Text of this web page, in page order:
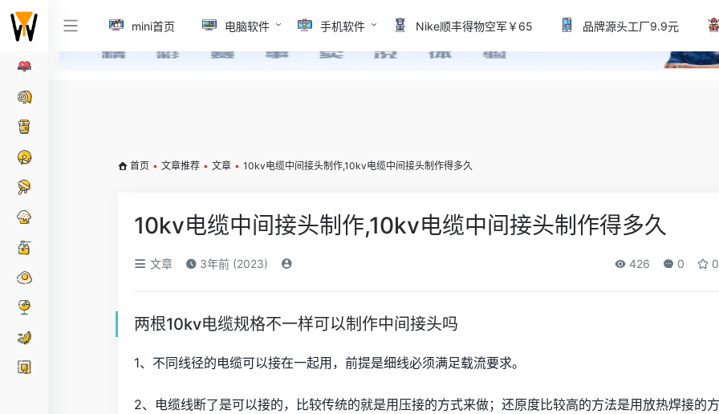
mini首页 电脑软件 手机软件 Nike顺丰得物空军￥65 品牌源头工厂9.9元
首页 • 文章推荐 • 文章 • 10kv电缆中间接头制作,10kv电缆中间接头制作得多久
10kv电缆中间接头制作,10kv电缆中间接头制作得多久
文章 3年前 (2023) 426 0 0
两根10kv电缆规格不一样可以制作中间接头吗
1、不同线径的电缆可以接在一起用，前提是细线必须满足载流要求。
2、电缆线断了是可以接的，比较传统的就是用压接的方式来做；还原度比较高的方法是用放热焊接的方